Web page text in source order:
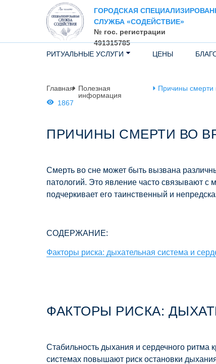
ГОРОДСКАЯ
СЛУЖБА «СОДЕЙСТВИЕ»
№ гос. регистрации
491315785
РИТУАЛЬНЫЕ УСЛУГИ ЦЕНЫ
Главная
Полезная
информация
1867
Причины смерти
ПРИЧИНЫ СМЕРТИ ВО
Смерть во сне может быть вызвана
патологий. Это явление часто связывают
подчеркивает его таинственный и
СОДЕРЖАНИЕ:
Факторы риска: дыхательная система и
ФАКТОРЫ РИСКА:
Стабильность дыхания и сердечного ритма
системах повышают риск остановки